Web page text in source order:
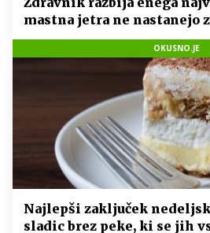
mastna jetra ne nastanejo
temveč zaradi živila, ki ga
OKUSNO.JE
Najlepši zaključek
sladic brez peke, ki se jih